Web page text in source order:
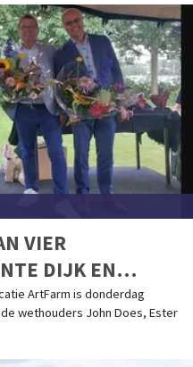
VIER
DIJK EN
ArtFarm is donderdag
wethouders John Does, Ester